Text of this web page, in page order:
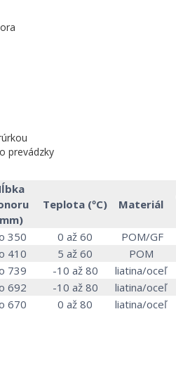
prevádzky
Teplota (ºC) Materiál
350 0 až 60 POM/GF
410 5 až 60 POM
739 -10 až 80 liatina/oceľ
692 -10 až 80 liatina/oceľ
670 0 až 80 liatina/oceľ